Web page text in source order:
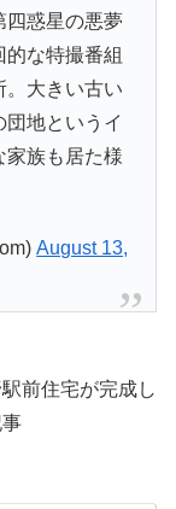
四惑星の悪夢
な特撮番組
。大きい古い
地というイ
家族も居た様
August 13,
前住宅が完成し